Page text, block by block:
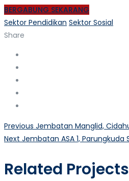
BERGABUNG SEKARANG
Sektor Pendidikan Sektor Sosial
Share
Navigasi
pos
Previous Previous
post:
Jembatan Manglid,
Next Next
Jembatan ASA 1, Parungkuda
Related Projects